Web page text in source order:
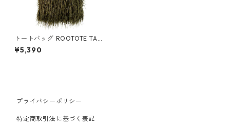
トートバッグ ROOTOTE TALL
moket-A 1196 ルートート EU.
トール.モケット カーキ
¥5,390
プライバシーポリシー
特定商取引法に基づく表記